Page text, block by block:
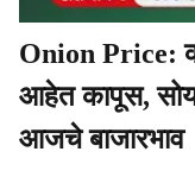
Onion Price:
आहेत कापूस,
आजचे बाजारभाव